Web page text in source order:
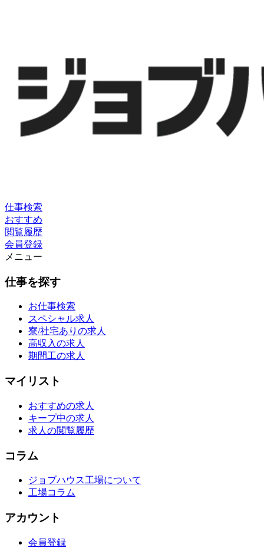
仕事検索
おすすめ
閲覧履歴
会員登録
メニュー
仕事を探す
お仕事検索
スペシャル求人
寮/社宅ありの求人
高収入の求人
期間工の求人
マイリスト
おすすめの求人
キープ中の求人
求人の閲覧履歴
コラム
ジョブハウス工場について
工場コラム
アカウント
会員登録